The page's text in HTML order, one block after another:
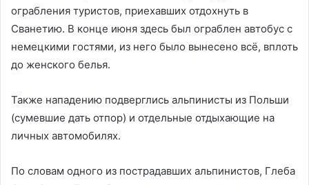
ограбления туристов, приехавших отдохнуть в
Сванетию. В конце июня здесь был ограблен автобус с
немецкими гостями, из него было вынесено всё, вплоть
до женского белья.
Также нападению подверглись альпинисты из Польши
(сумевшие дать отпор) и отдельные отдыхающие на
личных автомобилях.
По словам одного из пострадавших альпинистов, Глеба